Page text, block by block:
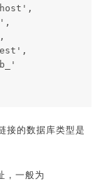
的数据库类型是
，一般为